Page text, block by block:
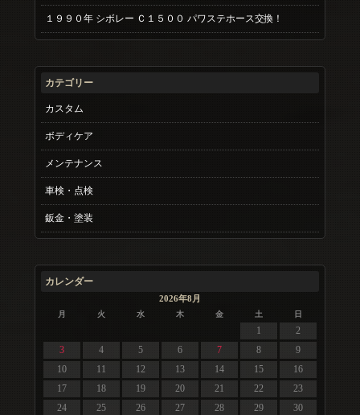
１９９０年 シボレー Ｃ１５００ パワステホース交換！
カテゴリー
カスタム
ボディケア
メンテナンス
車検・点検
鈑金・塗装
カレンダー
2026年8月
月 火 水 木 金 土 日
1
2
3
4 5 6 7 8
9
10
11 12 13 14 15
16
17
18 19 20 21 22
23
24
25 26 27 28 29
30